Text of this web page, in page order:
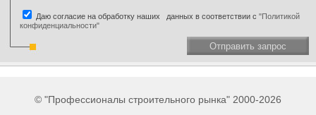
Даю согласие на обработку наших данных в соответствии с "Политикой
конфиденциальности"
Отправить запрос
© "Профессионалы строительного рынка" 2000-2026